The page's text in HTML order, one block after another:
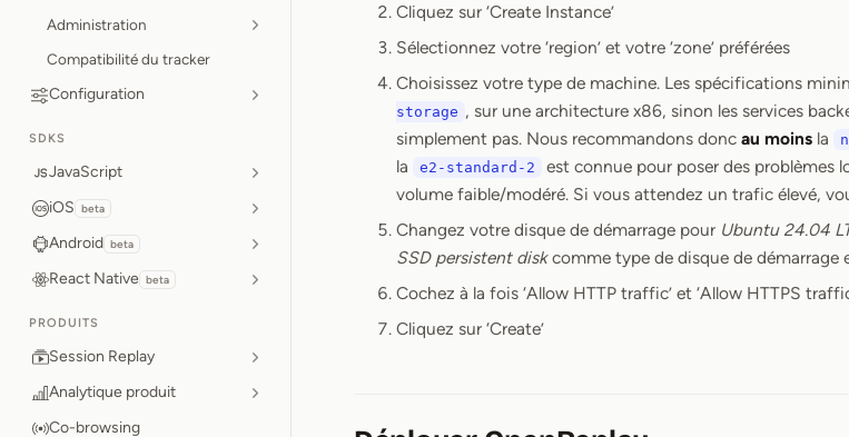
Administration
Compatibilité du tracker
Configuration
SDKS
JavaScript
iOS beta
Android beta
React Native beta
PRODUITS
Session Replay
Analytique produit
Co-browsing
Cliquez sur ‘Create Instance’
Sélectionnez votre ‘region’ et votre ‘zone’ préférées
Choisissez votre type de machine. Les spécifications
storage , sur une architecture x86, sinon les services
simplement pas. Nous recommandons donc au moins la
la
e2-standard-2
est connue pour poser des
volume faible/modéré. Si vous attendez un trafic élevé,
Changez votre disque de démarrage pour Ubuntu 24.04
SSD persistent diskcomme type de disque de démarrage
Cochez à la fois ‘Allow HTTP traffic’ et ‘Allow HTTPS
Cliquez sur ‘Create’